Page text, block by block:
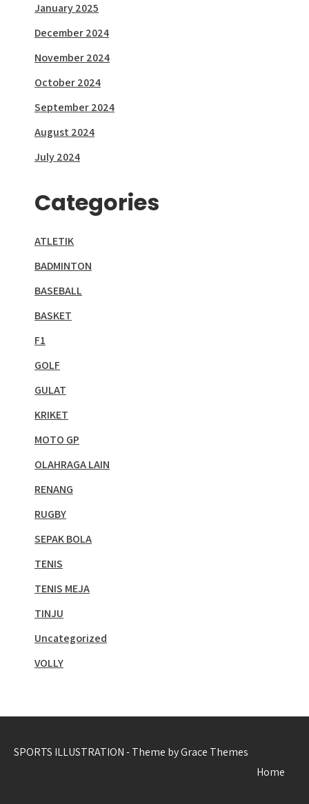
January 2025
December 2024
November 2024
October 2024
September 2024
August 2024
July 2024
Categories
ATLETIK
BADMINTON
BASEBALL
BASKET
F1
GOLF
GULAT
KRIKET
MOTO GP
OLAHRAGA LAIN
RENANG
RUGBY
SEPAK BOLA
TENIS
TENIS MEJA
TINJU
Uncategorized
VOLLY
SPORTS ILLUSTRATION - Theme by Grace Themes
Home